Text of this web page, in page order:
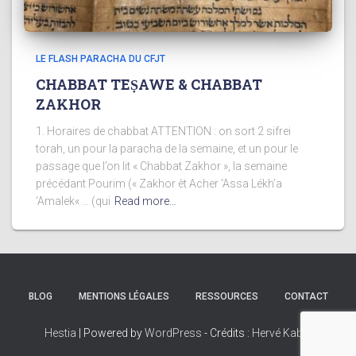
LE FLASH PARACHA DU CFJT
CHABBAT TEṢAWE & CHABBAT
ZAKHOR
1. Horaires de chabbat ATTENTION : on sort 2 sifrei
torah, un pour la paracha de la semaine, et un pour le
passage que l’on lit « Chabbat Zakhor », la semaine
précédant Pourim (« Zakhor èt Acher ‘Assa Lékh’a
‘Amalek« … (qui Read more…
BLOG MENTIONS LÉGALES RESSOURCES CONTACT
Hestia | Powered byWordPress - Crédits : Hervé Kabla